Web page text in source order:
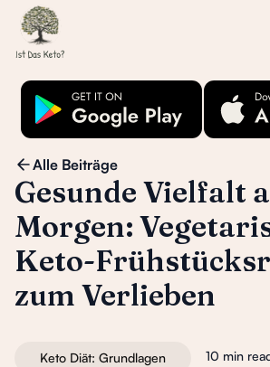
Alle Beiträge
Gesunde Vielfalt
Morgen:
Keto-
zum Verlieben
Keto Diät: Grundlagen 10 min